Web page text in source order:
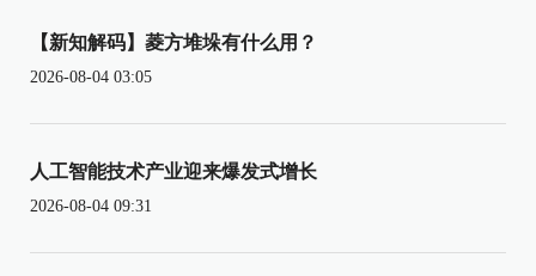
【新知解码】菱方堆垛有什么用？
2026-08-04 03:05
人工智能技术产业迎来爆发式增长
2026-08-04 09:31